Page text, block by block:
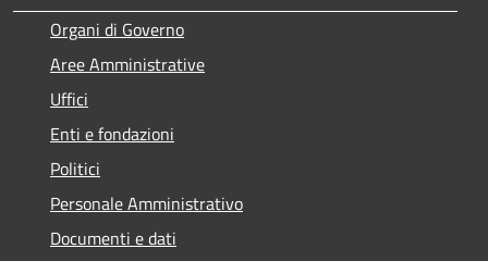
Organi di Governo
Aree Amministrative
Uffici
Enti e fondazioni
Politici
Personale Amministrativo
Documenti e dati